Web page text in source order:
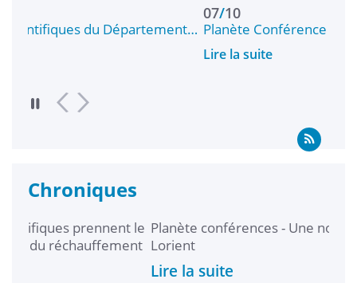
Département… Planète Conférence Lorient - Effeuiller
Chroniques
le Planète conférences - Une nouvelle saison à
Lorient
Lire la suite